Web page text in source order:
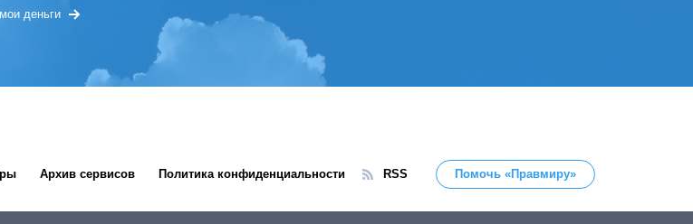
деньги
Архив сервисов Политика конфиденциальности RSS Помочь «Правмиру»